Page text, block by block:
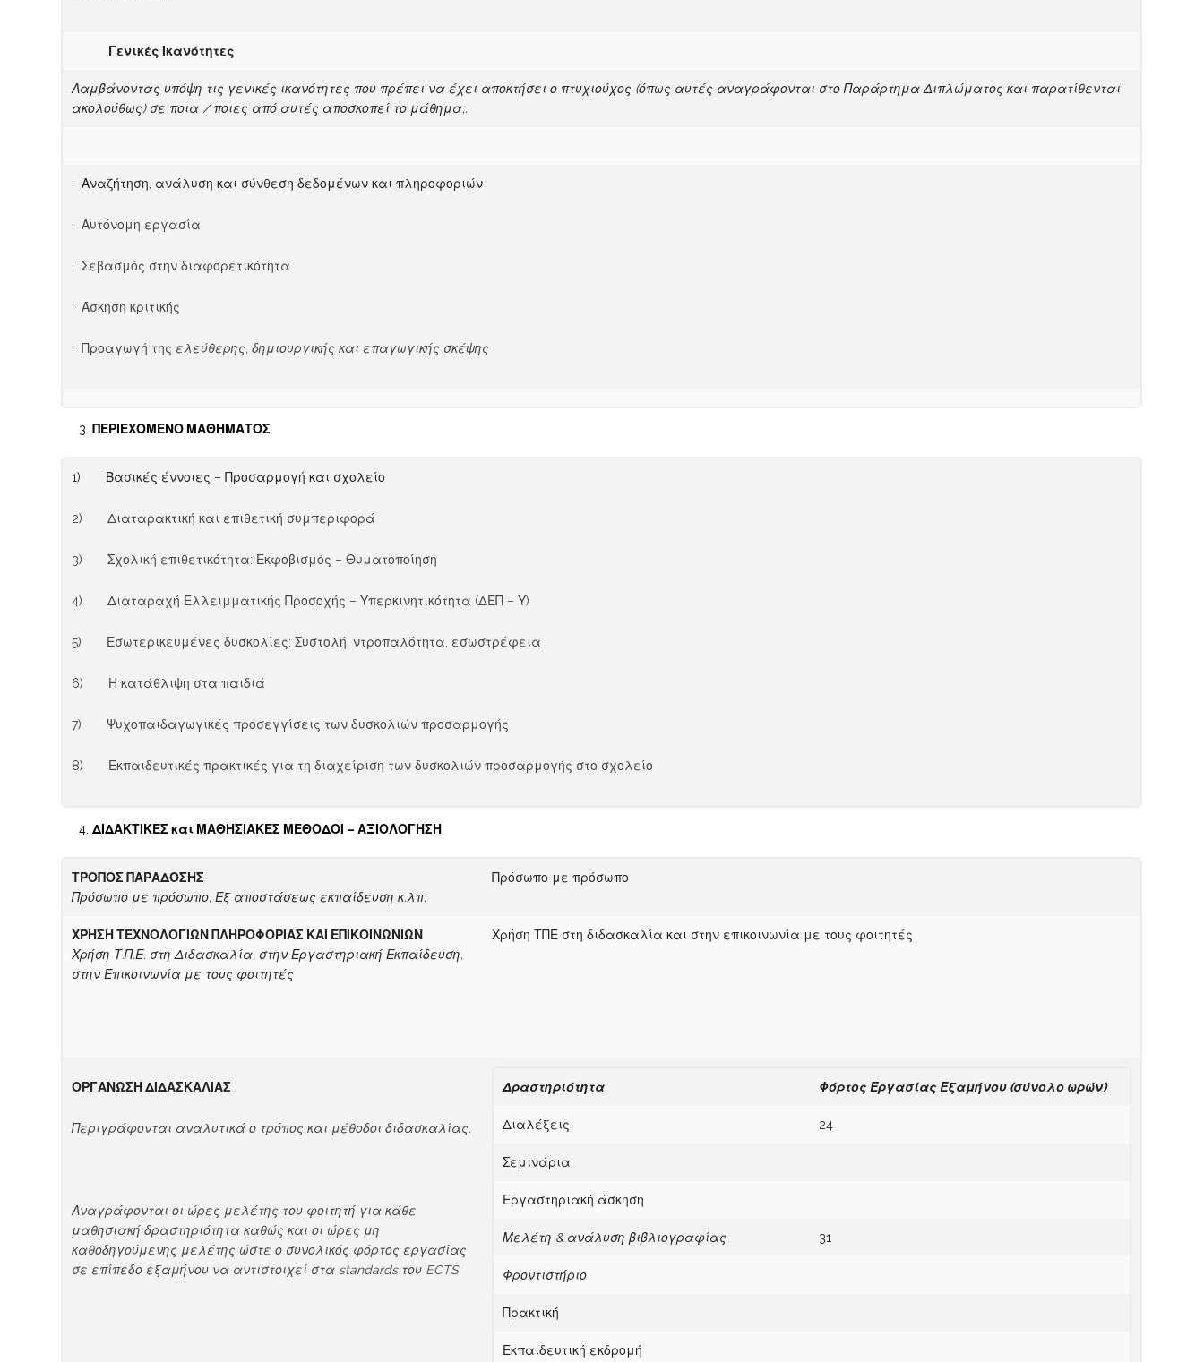
Γενικές Ικανότητες
Λαμβάνοντας υπόψη τις γενικές ικανότητες που πρέπει να έχει αποκτήσει ο πτυχιούχος (όπως αυτές αναγράφονται στο Παράρτημα Διπλώματος και παρατίθενται
ακολούθως) σε ποια / ποιες από αυτές αποσκοπεί το μάθημα;.
· Αναζήτηση, ανάλυση και σύνθεση δεδομένων και πληροφοριών
· Αυτόνομη εργασία
· Σεβασμός στην διαφορετικότητα
· Άσκηση κριτικής
· Προαγωγή τηςελεύθερης, δημιουργικής και επαγωγικής σκέψης
ΠΕΡΙΕΧΟΜΕΝΟ ΜΑΘΗΜΑΤΟΣ
1) Βασικές έννοιες – Προσαρμογή και σχολείο
2) Διαταρακτική και επιθετική συμπεριφορά
3) Σχολική επιθετικότητα: Εκφοβισμός – Θυματοποίηση
4) Διαταραχή Ελλειμματικής Προσοχής – Υπερκινητικότητα (ΔΕΠ – Υ)
5) Εσωτερικευμένες δυσκολίες: Συστολή, ντροπαλότητα, εσωστρέφεια
6) Η κατάθλιψη στα παιδιά
7) Ψυχοπαιδαγωγικές προσεγγίσεις των δυσκολιών προσαρμογής
8) Εκπαιδευτικές πρακτικές για τη διαχείριση των δυσκολιών προσαρμογής στο σχολείο
ΔΙΔΑΚΤΙΚΕΣ και ΜΑΘΗΣΙΑΚΕΣ ΜΕΘΟΔΟΙ – ΑΞΙΟΛΟΓΗΣΗ
ΤΡΟΠΟΣ ΠΑΡΑΔΟΣΗΣ
Πρόσωπο με πρόσωπο, Εξ αποστάσεως εκπαίδευση κ.λπ.
Πρόσωπο με πρόσωπο
ΧΡΗΣΗ ΤΕΧΝΟΛΟΓΙΩΝ ΠΛΗΡΟΦΟΡΙΑΣ ΚΑΙ ΕΠΙΚΟΙΝΩΝΙΩΝ
Χρήση Τ.Π.Ε. στη Διδασκαλία, στην Εργαστηριακή Εκπαίδευση,
στην Επικοινωνία με τους φοιτητές
Χρήση ΤΠΕ στη διδασκαλία και στην επικοινωνία με τους φοιτητές
ΟΡΓΑΝΩΣΗ ΔΙΔΑΣΚΑΛΙΑΣ
Περιγράφονται αναλυτικά ο τρόπος και μέθοδοι διδασκαλίας.
Αναγράφονται οι ώρες μελέτης του φοιτητή για κάθε
μαθησιακή δραστηριότητα καθώς και οι ώρες μη
καθοδηγούμενης μελέτης ώστε ο συνολικός φόρτος εργασίας
σε επίπεδο εξαμήνου να αντιστοιχεί στα standardsτου ECTS
Δραστηριότητα Φόρτος Εργασίας Εξαμήνου (σύνολο ωρών)
Διαλέξεις 24
Σεμινάρια
Εργαστηριακή άσκηση
Μελέτη & ανάλυση βιβλιογραφίας 31
Φροντιστήριο
Πρακτική
Εκπαιδευτική εκδρομή